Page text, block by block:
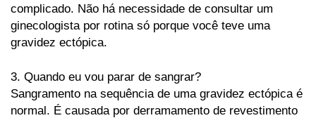
Turkish Urdu
Welsh
complicado. Não há necessidade de consultar um
ginecologista por rotina só porque você teve uma
gravidez ectópica.
3. Quando eu vou parar de sangrar?
Sangramento na sequência de uma gravidez ectópica é
normal. É causada por derramamento de revestimento